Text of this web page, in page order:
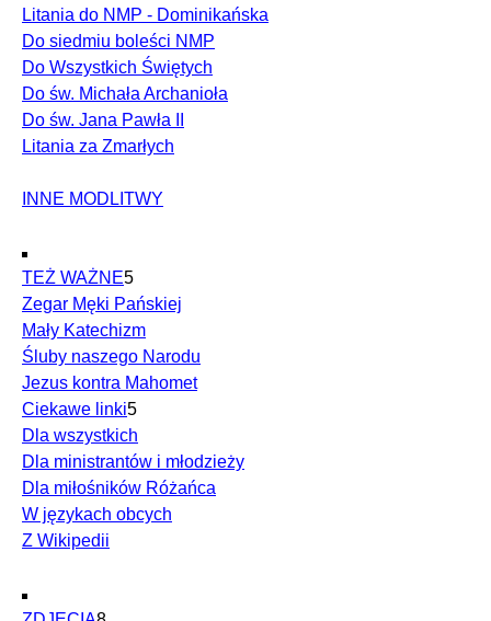
Litania do NMP - Dominikańska
Do siedmiu boleści NMP
Do Wszystkich Świętych
Do św. Michała Archanioła
Do św. Jana Pawła II
Litania za Zmarłych
INNE MODLITWY
TEŻ WAŻNE5
Zegar Męki Pańskiej
Mały Katechizm
Śluby naszego Narodu
Jezus kontra Mahomet
Ciekawe linki5
Dla wszystkich
Dla ministrantów i młodzieży
Dla miłośników Różańca
W językach obcych
Z Wikipedii